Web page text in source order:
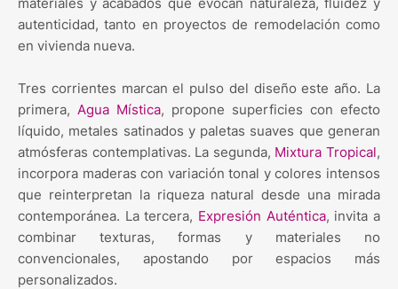
autenticidad, tanto en proyectos de remodelación como
en vivienda nueva.
Tres corrientes marcan el pulso del diseño este año. La
primera, Agua Mística, propone superficies con efecto
líquido, metales satinados y paletas suaves que generan
atmósferas contemplativas. La segunda, Mixtura Tropical,
incorpora maderas con variación tonal y colores intensos
que reinterpretan la riqueza natural desde una mirada
contemporánea. La tercera, Expresión Auténtica, invita a
combinar texturas, formas y materiales no
convencionales, apostando por espacios más
personalizados.